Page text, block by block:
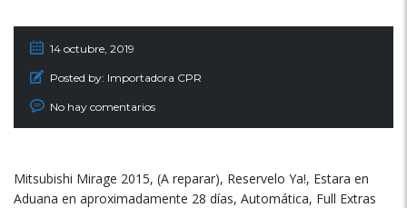
14 octubre, 2019
Posted by: Importadora CPR
No hay comentarios
Mitsubishi Mirage 2015, (A reparar), Reservelo Ya!, Estara en
Aduana en aproximadamente 28 días, Automática, Full Extras